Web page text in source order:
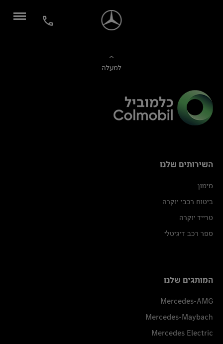
למעלה
השירותים שלנו
מימון
ביטוח רכבי יוקרה
טרייד יוקרה
ספר רכב דיגיטלי
המותגים שלנו
Mercedes-AMG
Mercedes-Maybach
Mercedes Electric